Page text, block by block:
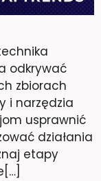
odkrywać
zbiorach
i narzędzia
usprawnić
działania
etapy